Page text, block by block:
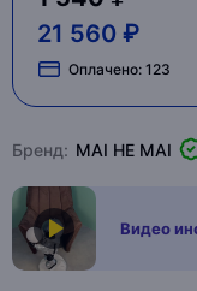
21 560 ₽
Оплачено: 123
Бренд: MAI HE MAI
Видео